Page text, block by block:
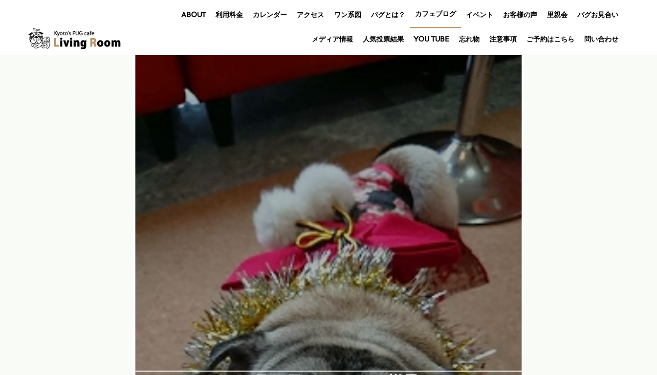
ABOUT 利用料金 カレンダー アクセス ワン系図 パグとは？ カフェブログ イベント
オフ会
アニバーサリ
お客様の声 里親会 パグお見合い
メディア情報 人気投票結果 YOU TUBE 忘れ物 注意事項 ご予約はこちら 問い合わせ